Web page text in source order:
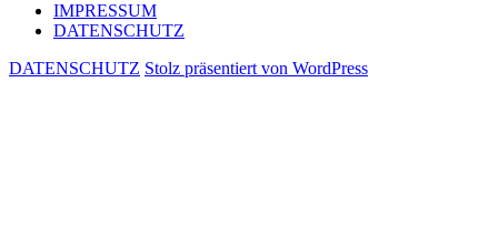
IMPRESSUM
DATENSCHUTZ
DATENSCHUTZ Stolz präsentiert von WordPress